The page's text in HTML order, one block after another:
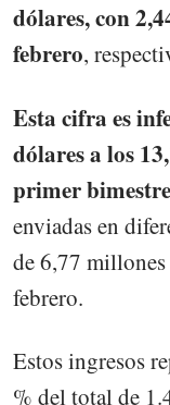
dólares, con
febrero,
Esta cifra es
dólares a los
primer
enviadas en
de 6,77 millones
febrero.
Estos ingresos
% del total de